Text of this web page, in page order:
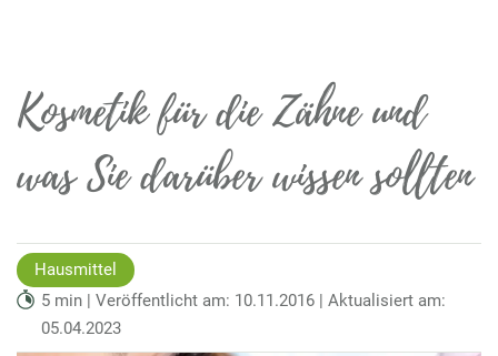
Kosmetik für die Zähne und
was Sie darüber wissen sollten
Hausmittel
5 min | Veröffentlicht am: 10.11.2016 | Aktualisiert am:
05.04.2023